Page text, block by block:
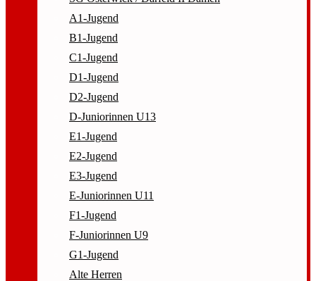
A1-Jugend
B1-Jugend
C1-Jugend
D1-Jugend
D2-Jugend
D-Juniorinnen U13
E1-Jugend
E2-Jugend
E3-Jugend
E-Juniorinnen U11
F1-Jugend
F-Juniorinnen U9
G1-Jugend
Alte Herren